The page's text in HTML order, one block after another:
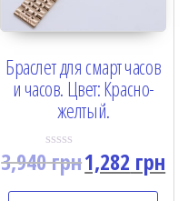
Браслет для смарт часов
и часов. Цвет: Красно-
желтый.
R
3,940грн1,282 грн